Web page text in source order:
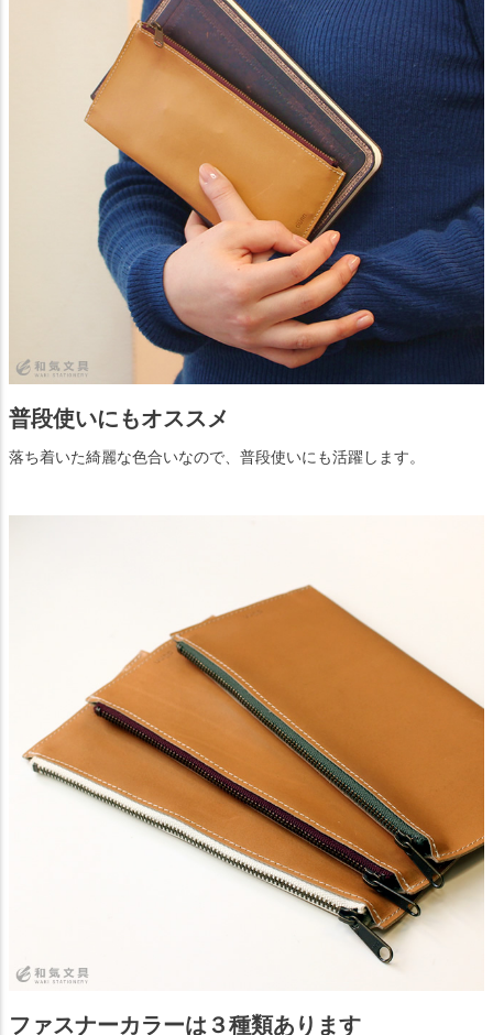
普段使いにもオススメ
落ち着いた綺麗な色合いなので、普段使いにも活躍します。
ファスナーカラーは３種類あります